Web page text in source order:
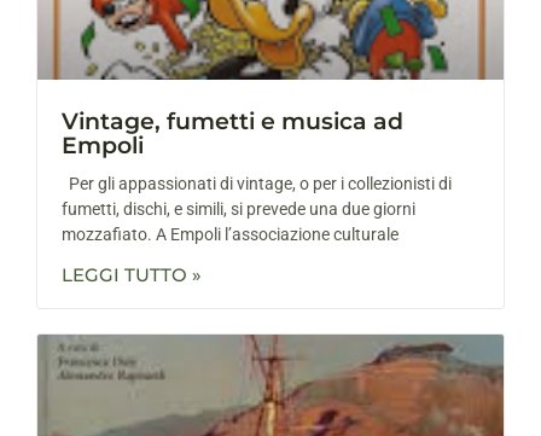
Vintage, fumetti e musica ad
Empoli
Per gli appassionati di vintage, o per i collezionisti di
fumetti, dischi, e simili, si prevede una due giorni
mozzafiato. A Empoli l’associazione culturale
LEGGI TUTTO »